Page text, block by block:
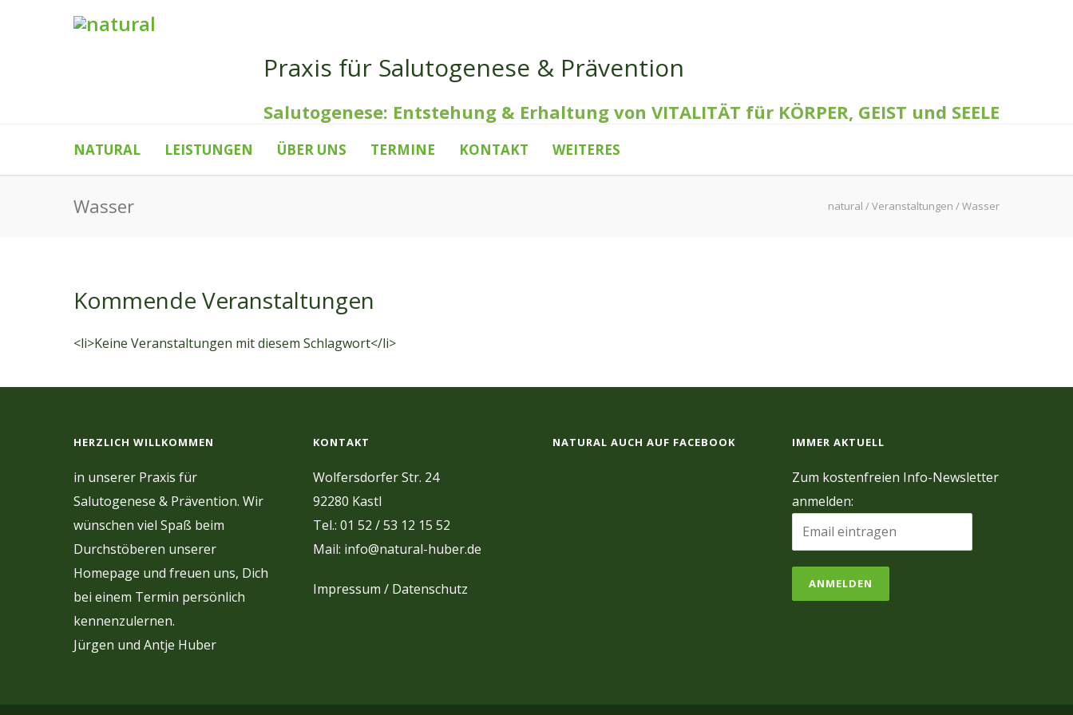
Praxis für Salutogenese & Prävention
Salutogenese: Entstehung & Erhaltung von VITALITÄT für KÖRPER, GEIST und SEELE
NATURAL LEISTUNGEN ÜBER UNS TERMINE KONTAKT WEITERES
Wasser natural /Veranstaltungen /Wasser
Kommende Veranstaltungen
<li>Keine Veranstaltungen mit diesem Schlagwort</li>
HERZLICH WILLKOMMEN
in unserer Praxis für
Salutogenese & Prävention. Wir
wünschen viel Spaß beim
Durchstöberen unserer
Homepage und freuen uns, Dich
bei einem Termin persönlich
kennenzulernen.
Jürgen und Antje Huber
KONTAKT
Wolfersdorfer Str. 24
92280 Kastl
Tel.: 01 52 / 53 12 15 52
Mail: info@natural-huber.de
Impressum / Datenschutz
NATURAL AUCH AUF FACEBOOK IMMER AKTUELL
Zum kostenfreien Info-Newsletter
anmelden: